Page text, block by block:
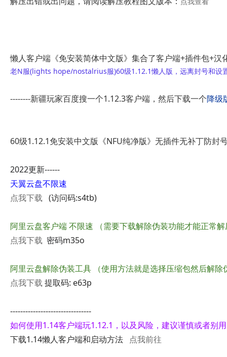
懒人客户端《免安装简体中文版》集合了客户端+插件包+汉
老N服(lights hope/nostalrius服)60级1.12.1懒人版，远离封号和设
--------新疆玩家百度搜一个1.12.3客户端，然后下载一个降级
60级1.12.1免安装中文版《NFU纯净版》无插件无补丁防封
2022更新------
天翼云盘不限速
点我下载 (访问码:s4tb)
阿里云盘客户端 不限速 （需要下载解除伪装功能才能正常
点我下载 密码m35o
阿里云盘解除伪装工具 （使用方法就是选择压缩包然后解除
点我下载 提取码: e63p
--------------------------------
如何使用1.14客户端玩1.12.1，以及风险，建议谨慎或者别
下载1.14懒人客户端和启动方法 点我前往